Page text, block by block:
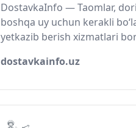
DostavkaInfo — Taomlar,
boshqa uy uchun kerakli
yetkazib berish xizmatlari
dostavkainfo.uz